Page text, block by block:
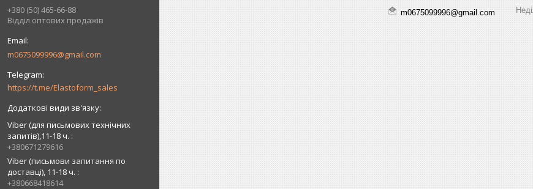
+380 (50) 465-66-88
Відділ оптових продажів
m0675099996@gmail.com
https://t.me/Elastoform_sales
Viber (для письмових технічних
запитів),11-18 ч.
+380671279616
Viber (письмови запитання по
доставці), 11-18 ч.
+380668418614
m0675099996@gmail.com